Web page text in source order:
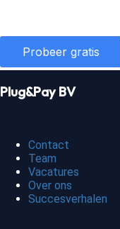
Probeer gratis
Plug&Pay BV
Contact
Team
Vacatures
Over ons
Succesverhalen